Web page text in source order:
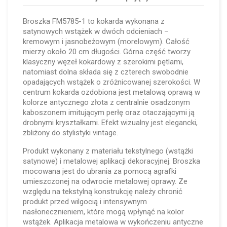
Broszka FM5785-1 to kokarda wykonana z
satynowych wstążek w dwóch odcieniach –
kremowym i jasnobeżowym (morelowym). Całość
mierzy około 20 cm długości. Górna część tworzy
klasyczny węzeł kokardowy z szerokimi pętlami,
natomiast dolna składa się z czterech swobodnie
opadających wstążek o zróżnicowanej szerokości. W
centrum kokarda ozdobiona jest metalową oprawą w
kolorze antycznego złota z centralnie osadzonym
kaboszonem imitującym perłę oraz otaczającymi ją
drobnymi kryształkami. Efekt wizualny jest elegancki,
zbliżony do stylistyki vintage.
Produkt wykonany z materiału tekstylnego (wstążki
satynowe) i metalowej aplikacji dekoracyjnej. Broszka
mocowana jest do ubrania za pomocą agrafki
umieszczonej na odwrocie metalowej oprawy. Ze
względu na tekstylną konstrukcję należy chronić
produkt przed wilgocią i intensywnym
nasłonecznieniem, które mogą wpłynąć na kolor
wstążek. Aplikacja metalowa w wykończeniu antyczne